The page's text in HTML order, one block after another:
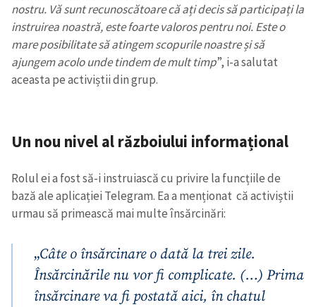
in English
на русском
nostru. Vă sunt recunoscătoare că ați decis să participați la
instruirea noastră, este foarte valoros pentru noi. Este o
mare posibilitate să atingem scopurile noastre și să
ajungem acolo unde tindem de mult timp”, i-a salutat
aceasta pe activiștii din grup.
Un nou nivel al războiului informațional
Rolul ei a fost să-i instruiască cu privire la funcțiile de
bază ale aplicației Telegram. Ea a menționat că activiștii
urmau să primească mai multe însărcinări:
„Câte o însărcinare o dată la trei zile.
Însărcinările nu vor fi complicate. (…) Prima
însărcinare va fi postată aici, în chatul